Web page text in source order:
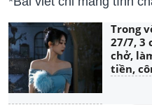
Trong
27/7, 3
chở,
tiền,